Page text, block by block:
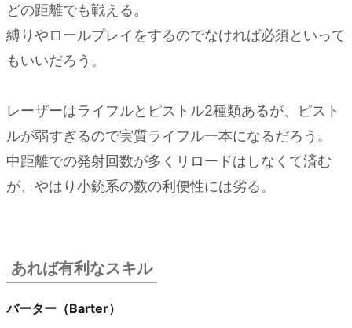
どの距離でも戦える。
縛りやロールプレイをするのでなければ必須といって
もいいだろう。
レーザーはライフルとピストル2種類あるが、ピスト
ルが弱すぎるので実質ライフル一本になるだろう。
中距離での発射回数が多くリロードはしなくて済む
が、やはり小銃系の数の利便性には劣る。
あれば有利なスキル
バーター（Barter）